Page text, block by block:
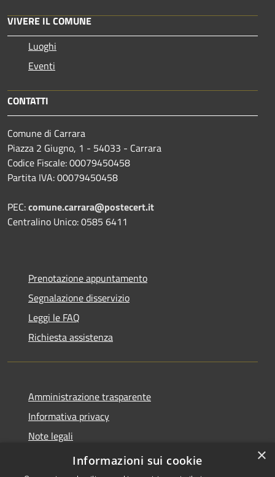
VIVERE IL COMUNE
Luoghi
Eventi
CONTATTI
Comune di Carrara
Piazza 2 Giugno, 1 - 54033 - Carrara
Codice Fiscale: 00079450458
Partita IVA: 00079450458
PEC:comune.carrara@postecert.it
Centralino Unico: 0585 6411
Prenotazione appuntamento
Segnalazione disservizio
Leggi le FAQ
Richiesta assistenza
Amministrazione trasparente
Informativa privacy
Note legali
Dichiarazione di accessibilità
×
Informazioni sui cookie